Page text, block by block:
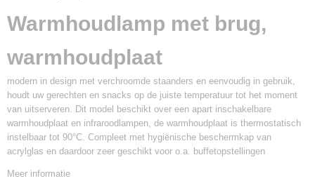
Warmhoudlamp met brug,
warmhoudplaat
modern in design met verchroomde staanders en eenvoudig in gebruik,
houdt uw gerechten en snacks op de juiste temperatuur tot het moment
van uitserveren. Dit model beschikt over een apart inschakelbare
warmhoudplaat en infraroodlampen, de warmhoudplaat is thermostatisch
instelbaar tot 90°C. Compleet met hygiënische beschermkap van
acrylglas en daardoor zeer geschikt voor o.a. buffetopstellingen
Meer informatie